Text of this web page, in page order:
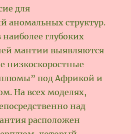
для
аномальных структур.
глубоких
мантии выявляются
низкоскоростные
под Африкой и
На всех моделях,
над
расположен